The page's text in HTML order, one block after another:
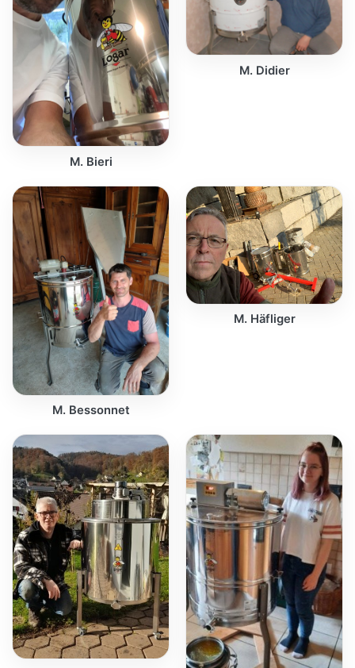
M. Bieri
M. Didier
M. Bessonnet
M. Häfliger